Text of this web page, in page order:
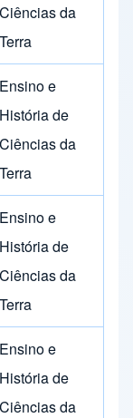
Ciências da
Terra
Ensino e
História de
Ciências da
Terra
Ensino e
História de
Ciências da
Terra
Ensino e
História de
Ciências da